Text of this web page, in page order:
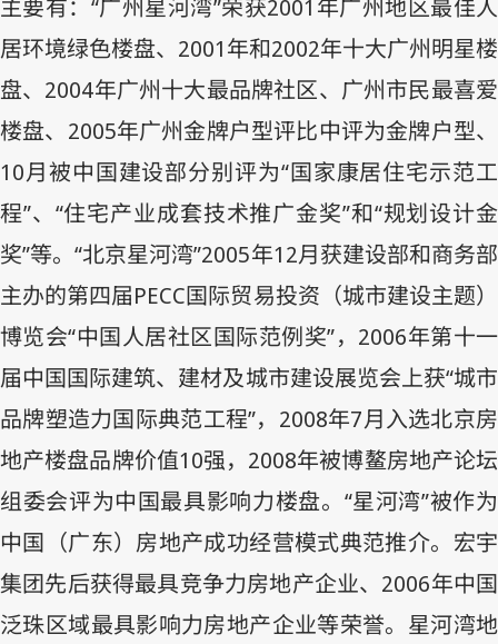
主要有：“广州星河湾”荣获2001 年广州地区最佳人
居环境绿色楼盘、 2001年和2002年十大广州明星楼
盘、 2004年广州十大最品牌社区、广州市民最喜爱
楼盘、 2005年广州金牌户型评比中评为金牌户型、
10月被中国建设部分别评为“国家康居住宅示范工
程”、“住宅产业成套技术推广金奖”和“规划设计金
奖”等。“北京星河湾”2005年12月获建设部和商务部
主办的第四届PECC国际贸易投资（城市建设主题）
博览会“中国人居社区国际范例奖”， 2006年第十一
届中国国际建筑、建材及城市建设展览会上获“城市
品牌塑造力国际典范工程”， 2008年7月入选北京房
地产楼盘品牌价值10强， 2008年被博鳌房地产论坛
组委会评为中国最具影响力楼盘。“星河湾”被作为
中国（广东）房地产成功经营模式典范推介。宏宇
集团先后获得最具竞争力房地产企业、 2006年中国
泛珠区域最具影响力房地产企业等荣誉。星河湾地